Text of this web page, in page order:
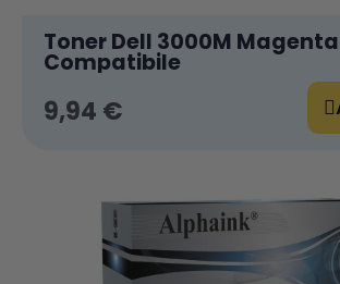
Toner Dell 3000M Magenta
Compatibile
9,94 €